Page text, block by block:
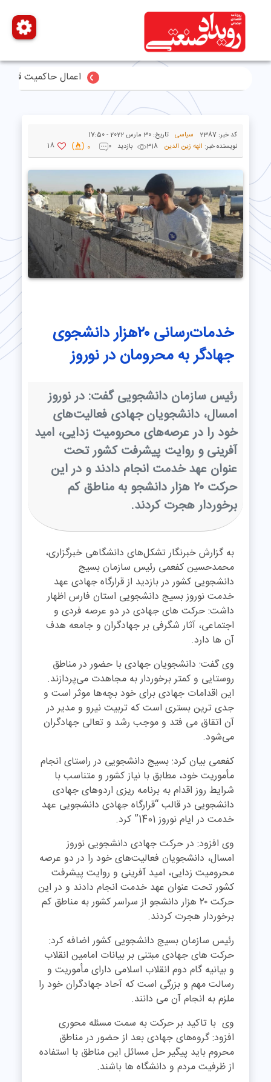
اعمال حاکمیت قاطع ایران بر تنگه
کد خبر:2387 سیاسی تاریخ:30 مارس 2022 - 17:50
نویسنده خبر: الهه زین الدین 318 بازدید 0
0
18
خدمات‌رسانی ۲۰هزار دانشجوی
جهادگر به محرومان در نوروز
رئیس سازمان دانشجویی گفت: در نوروز
امسال، دانشجویان جهادی فعالیت‌های
خود را در عرصه‌های محرومیت زدایی، امید
آفرینی و روایت پیشرفت کشور تحت
عنوان عهد خدمت انجام دادند و در این
حرکت ۲۰ هزار دانشجو به مناطق کم
برخوردار هجرت کردند.
به گزارش خبرنگار تشکل‌های دانشگاهی خبرگزاری،
محمدحسین کفعمی رئیس سازمان بسیج
دانشجویی کشور در بازدید از قرارگاه جهادی عهد
خدمت نوروز بسیج دانشجویی استان فارس اظهار
داشت: حرکت های جهادی در دو عرصه فردی و
اجتماعی، آثار شگرفی بر جهادگران و جامعه هدف
آن ها دارد.
وی گفت: دانشجویان جهادی با حضور در مناطق
روستایی و کمتر برخوردار به مجاهدت می‌پردازند.
این اقدامات جهادی برای خود بچه‌ها موثر است و
جدی ترین بستری است که تربیت نیرو و مدیر در
آن اتقاق می ‌فتد و موجب رشد و تعالی جهادگران
می‌شود.
کفعمی بیان کرد: بسیج دانشجویی در راستای انجام
مأموریت خود، مطابق با نیاز کشور و متناسب با
شرایط روز اقدام به برنامه ریزی اردوهای جهادی
دانشجویی در قالب “قرارگاه جهادی دانشجویی عهد
خدمت در ایام نوروز 1401” کرد.
وی افزود: در حرکت جهادی دانشجویی نوروز
امسال، دانشجویان فعالیت‌های خود را در دو عرصه
محرومیت زدایی، امید آفرینی و روایت پیشرفت
کشور تحت عنوان عهد خدمت انجام دادند و در این
حرکت ۲۰ هزار دانشجو از سراسر کشور به مناطق کم
برخوردار هجرت کردند.
رئیس سازمان بسیج دانشجویی کشور اضافه کرد:
حرکت های جهادی مبتنی بر بیانات امامین انقلاب
و بیانیه گام دوم انقلاب اسلامی دارای مأموریت و
رسالت مهم و بزرگی است که آحاد جهادگران خود را
ملزم به انجام آن می دانند.
وی با تاکید بر حرکت به سمت مسئله محوری
افزود: گروه‌های جهادی بعد از حضور در مناطق
محروم باید پیگیر حل مسائل این مناطق با استفاده
از ظرفیت مردم و دانشگاه ها باشند.